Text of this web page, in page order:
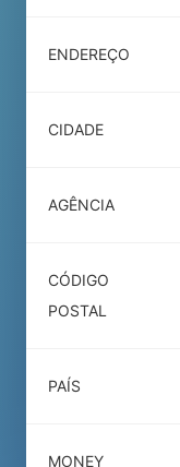
ENDEREÇO
CIDADE
AGÊNCIA
CÓDIGO
POSTAL
PAÍS
MONEY